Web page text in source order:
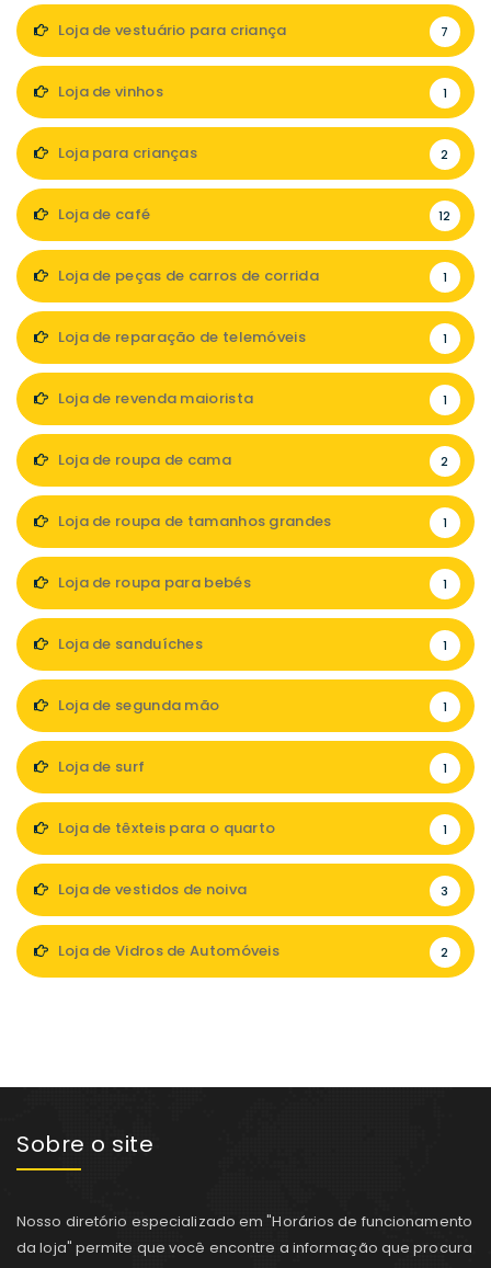
Loja de vestuário para criança 7
Loja de vinhos 1
Loja para crianças 2
Loja de café 12
Loja de peças de carros de corrida 1
Loja de reparação de telemóveis 1
Loja de revenda maiorista 1
Loja de roupa de cama 2
Loja de roupa de tamanhos grandes 1
Loja de roupa para bebés 1
Loja de sanduíches 1
Loja de segunda mão 1
Loja de surf 1
Loja de têxteis para o quarto 1
Loja de vestidos de noiva 3
Loja de Vidros de Automóveis 2
Sobre o site
Nosso diretório especializado em "Horários de funcionamento
da loja" permite que você encontre a informação que procura